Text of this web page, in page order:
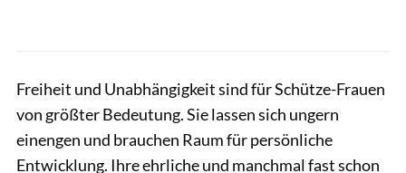
Freiheit und Unabhängigkeit sind für Schütze-Frauen
von größter Bedeutung. Sie lassen sich ungern
einengen und brauchen Raum für persönliche
Entwicklung. Ihre ehrliche und manchmal fast schon